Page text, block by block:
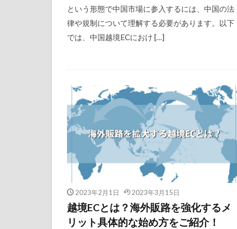
という形態で中国市場に参入するには、中国の法
律や規制について理解する必要があります。以下
では、中国越境ECにおけ […]
2023年2月1日 2023年3月15日
越境ECとは？海外販路を強化するメ
リット具体的な始め方をご紹介！